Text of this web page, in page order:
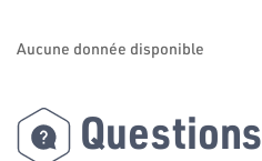
Aucune donnée disponible
Questions